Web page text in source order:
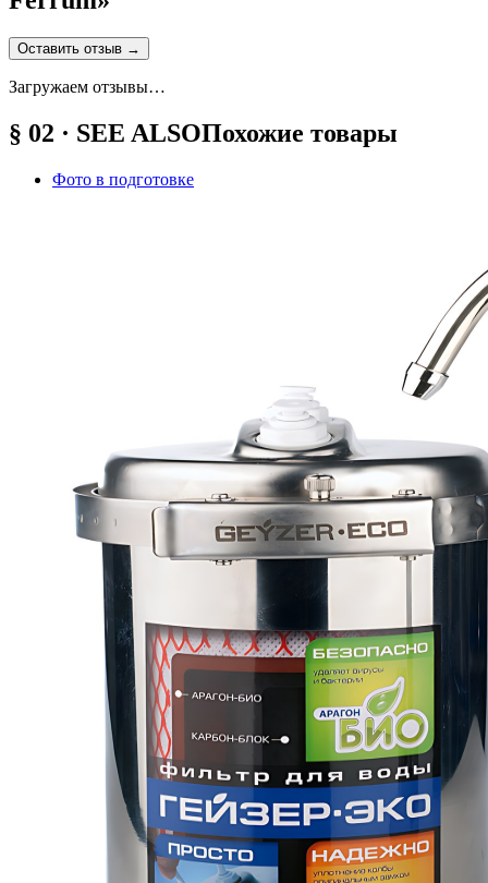
Оставить отзыв →
Загружаем отзывы…
§ 02 · SEE ALSOПохожие товары
Фото в подготовке